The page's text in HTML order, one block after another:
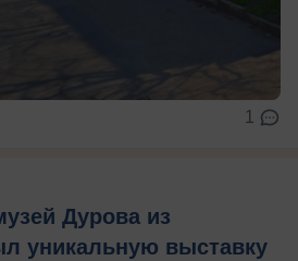
1
Дурова из
уникальную выставку